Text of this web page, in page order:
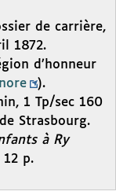
de carrière,
1872.
d’honneur
).
1 Tp/sec 160
Strasbourg.
à Ry
p.